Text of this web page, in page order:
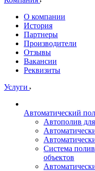
О компании
История
Партнеры
Производители
Отзывы
Вакансии
Реквизиты
Услуги
Автоматический
Автополив
Система
объектов